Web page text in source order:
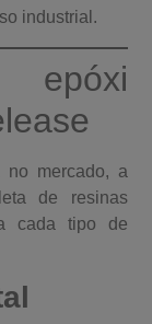
industrial.
epóxi
mercado, a
de resinas
cada tipo de